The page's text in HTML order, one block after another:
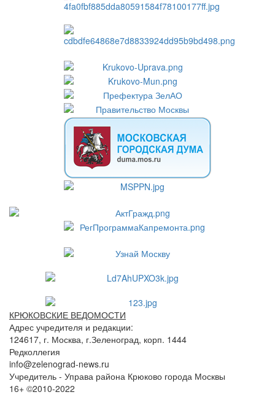
КРЮКОВСКИЕ ВЕДОМОСТИ
Адрес учредителя и редакции:
124617, г. Москва, г.Зеленоград, корп. 1444
Редколлегия
info@zelenograd-news.ru
Учредитель - Управа района Крюково города Москвы
16+ ©2010-2022